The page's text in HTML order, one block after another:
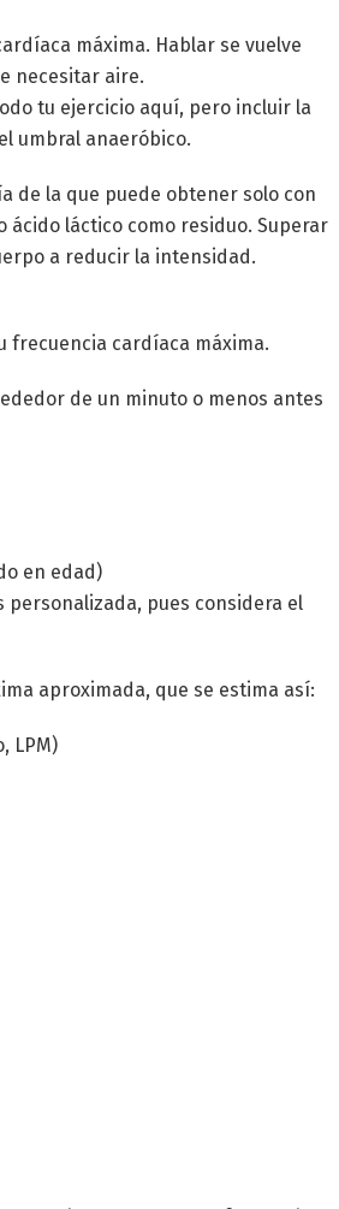
máxima. Hablar se vuelve
necesitar aire.
tu ejercicio aquí, pero incluir la
umbral anaeróbico.
de la que puede obtener solo con
láctico como residuo. Superar
a reducir la intensidad.
frecuencia cardíaca máxima.
de un minuto o menos antes
en edad)
personalizada, pues considera el
aproximada, que se estima así:
LPM)